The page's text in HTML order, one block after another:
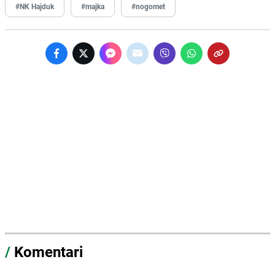
#NK Hajduk #majka #nogomet
/ Komentari